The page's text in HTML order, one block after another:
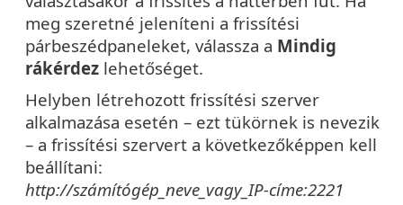
meg szeretné jeleníteni a frissítési
párbeszédpaneleket, válassza a Mindig
rákérdez lehetőséget.
Helyben létrehozott frissítési szerver
alkalmazása esetén – ezt tükörnek is nevezik
– a frissítési szervert a következőképpen kell
beállítani:
http://számítógép_neve_vagy_IP-címe:2221